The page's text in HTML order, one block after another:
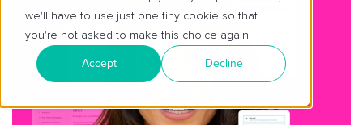
we'll have to use just one tiny cookie so that
you're not asked to make this choice again.
Accept Decline